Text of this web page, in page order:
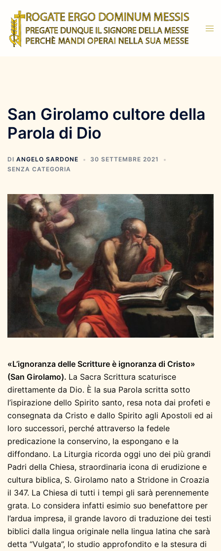
contenuto
San Girolamo cultore della
Parola di Dio
DI ANGELO SARDONE
30 SETTEMBRE 2021
SENZA CATEGORIA
«L’ignoranza delle Scritture è ignoranza di Cristo»
(San Girolamo). La Sacra Scrittura scaturisce
direttamente da Dio. È la sua Parola scritta sotto
l’ispirazione dello Spirito santo, resa nota dai profeti e
consegnata da Cristo e dallo Spirito agli Apostoli ed ai
loro successori, perché attraverso la fedele
predicazione la conservino, la espongano e la
diffondano. La Liturgia ricorda oggi uno dei più grandi
Padri della Chiesa, straordinaria icona di erudizione e
cultura biblica, S. Girolamo nato a Stridone in Croazia
il 347. La Chiesa di tutti i tempi gli sarà perennemente
grata. Lo considera infatti esimio suo benefattore per
l’ardua impresa, il grande lavoro di traduzione dei testi
biblici dalla lingua originale nella lingua latina che sarà
detta “Vulgata”, lo studio approfondito e la stesura di